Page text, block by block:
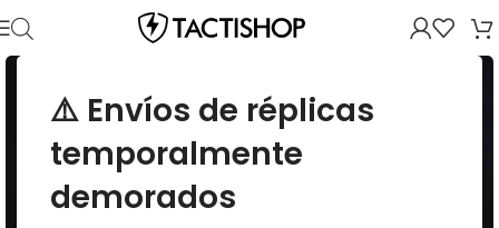
⚠️ Envíos de réplicas
temporalmente
demorados